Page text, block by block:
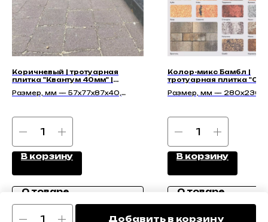
Добавить в корзину
Коричневый | тротуарная
плитка "Квантум 40мм" |
Размер, мм — 57х77х87х40,
В корзину
О товаре
Колор-микс Бамбл |
тротуарная плитка
Размер, мм —
В корзину
О товаре